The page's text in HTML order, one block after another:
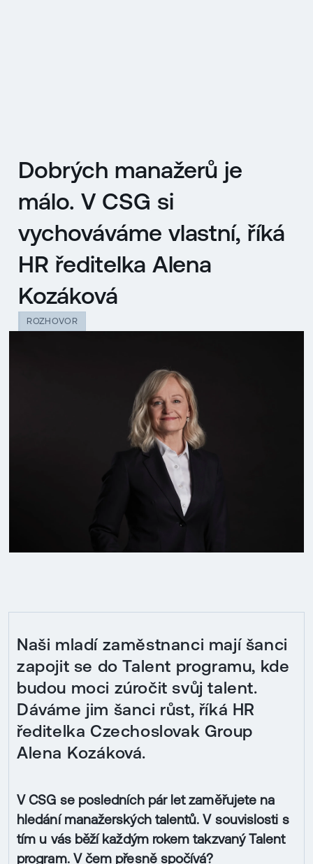
Dobrých manažerů je
málo. V CSG si
vychováváme vlastní, říká
HR ředitelka Alena
Kozáková
ROZHOVOR
Naši mladí zaměstnanci mají šanci
zapojit se do Talent programu, kde
budou moci zúročit svůj talent.
Dáváme jim šanci růst, říká HR
ředitelka Czechoslovak Group
Alena Kozáková.
V CSG se posledních pár let zaměřujete na
hledání manažerských talentů. V souvislosti s
tím u vás běží každým rokem takzvaný Talent
program. V čem přesně spočívá?